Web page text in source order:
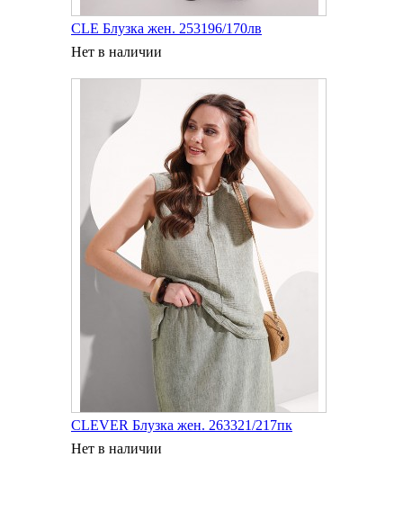
CLE Блузка жен. 253196/170лв
Нет в наличии
CLEVER Блузка жен. 263321/217пк
Нет в наличии